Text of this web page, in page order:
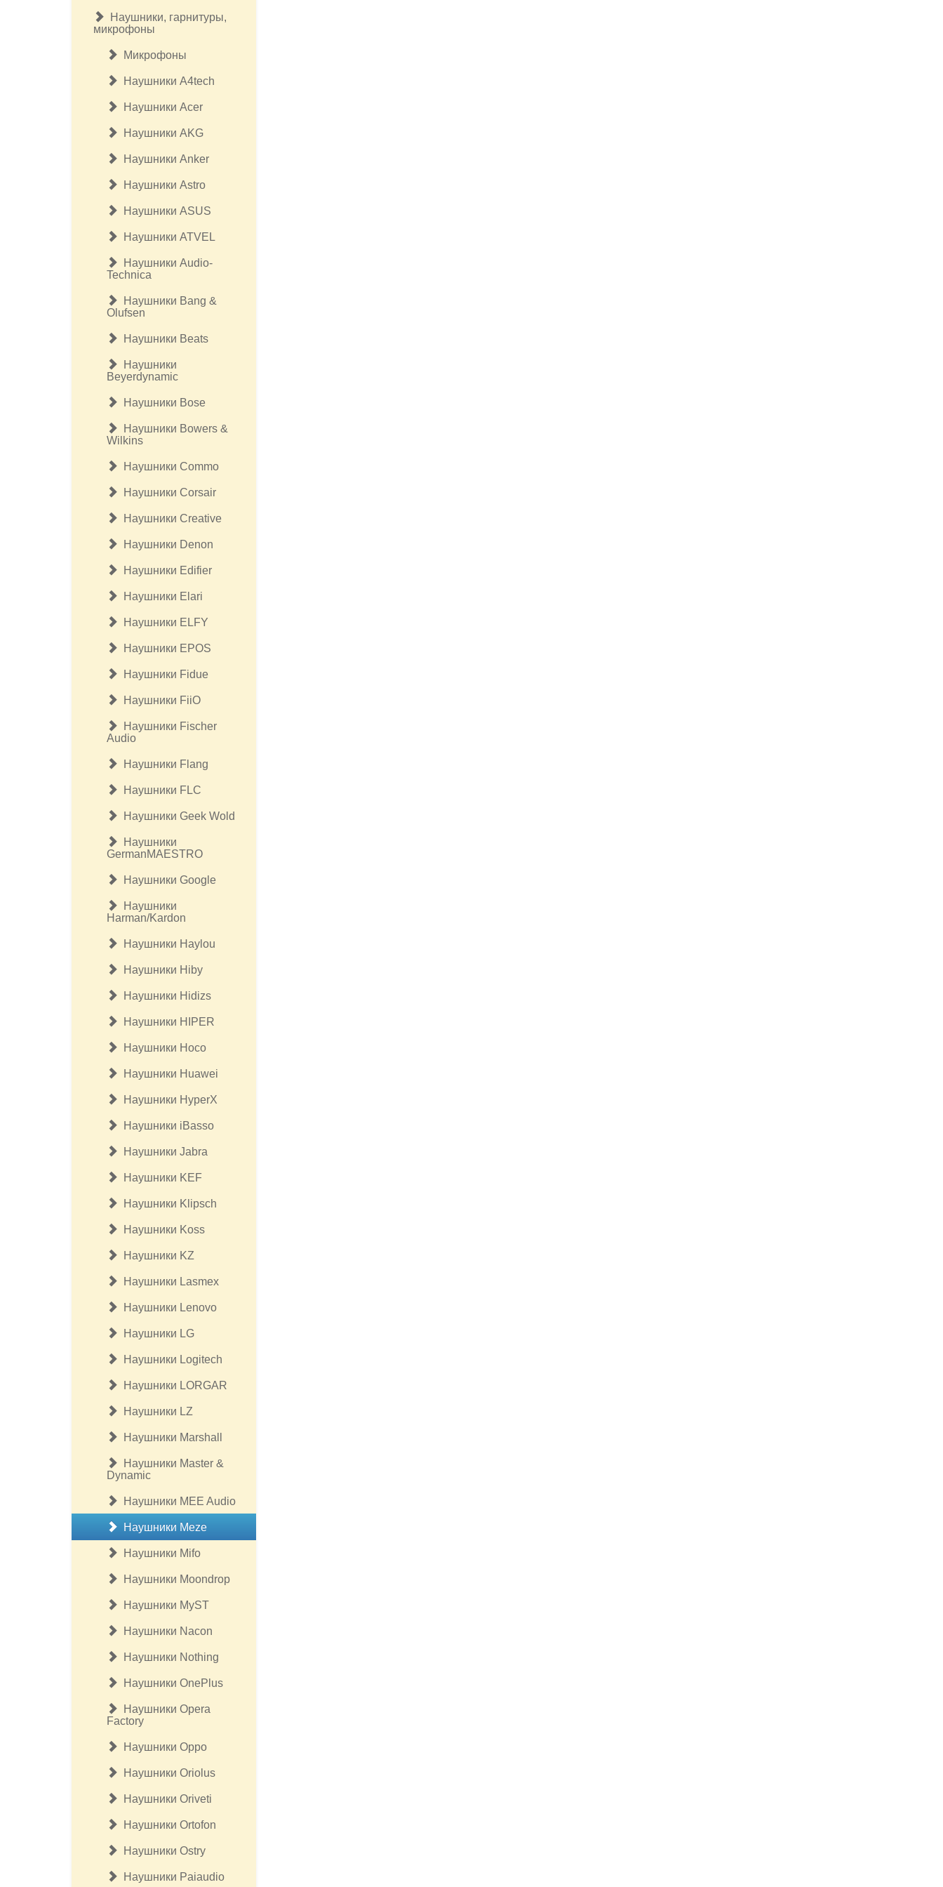
Наушники, гарнитуры,
микрофоны
Микрофоны
Наушники A4tech
Наушники Acer
Наушники AKG
Наушники Anker
Наушники Astro
Наушники ASUS
Наушники ATVEL
Наушники Audio-
Technica
Наушники Bang &
Olufsen
Наушники Beats
Наушники
Beyerdynamic
Наушники Bose
Наушники Bowers &
Wilkins
Наушники Commo
Наушники Corsair
Наушники Creative
Наушники Denon
Наушники Edifier
Наушники Elari
Наушники ELFY
Наушники EPOS
Наушники Fidue
Наушники FiiO
Наушники Fischer
Audio
Наушники Flang
Наушники FLC
Наушники Geek Wold
Наушники
GermanMAESTRO
Наушники Google
Наушники
Harman/Kardon
Наушники Haylou
Наушники Hiby
Наушники Hidizs
Наушники HIPER
Наушники Hoco
Наушники Huawei
Наушники HyperX
Наушники iBasso
Наушники Jabra
Наушники KEF
Наушники Klipsсh
Наушники Koss
Наушники KZ
Наушники Lasmex
Наушники Lenovo
Наушники LG
Наушники Logitech
Наушники LORGAR
Наушники LZ
Наушники Marshall
Наушники Master &
Dynamic
Наушники MEE Audio
Наушники Meze
Наушники Mifo
Наушники Moondrop
Наушники MyST
Наушники Nacon
Наушники Nothing
Наушники OnePlus
Наушники Opera
Factory
Наушники Oppo
Наушники Oriolus
Наушники Oriveti
Наушники Ortofon
Наушники Ostry
Наушники Paiaudio